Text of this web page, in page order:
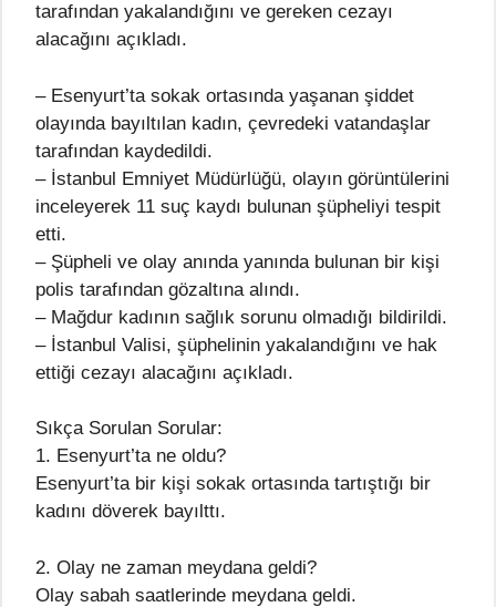
tarafından yakalandığını ve gereken cezayı
alacağını açıkladı.
– Esenyurt’ta sokak ortasında yaşanan şiddet
olayında bayıltılan kadın, çevredeki vatandaşlar
tarafından kaydedildi.
– İstanbul Emniyet Müdürlüğü, olayın görüntülerini
inceleyerek 11 suç kaydı bulunan şüpheliyi tespit
etti.
– Şüpheli ve olay anında yanında bulunan bir kişi
polis tarafından gözaltına alındı.
– Mağdur kadının sağlık sorunu olmadığı bildirildi.
– İstanbul Valisi, şüphelinin yakalandığını ve hak
ettiği cezayı alacağını açıkladı.
Sıkça Sorulan Sorular:
1. Esenyurt’ta ne oldu?
Esenyurt’ta bir kişi sokak ortasında tartıştığı bir
kadını döverek bayılttı.
2. Olay ne zaman meydana geldi?
Olay sabah saatlerinde meydana geldi.